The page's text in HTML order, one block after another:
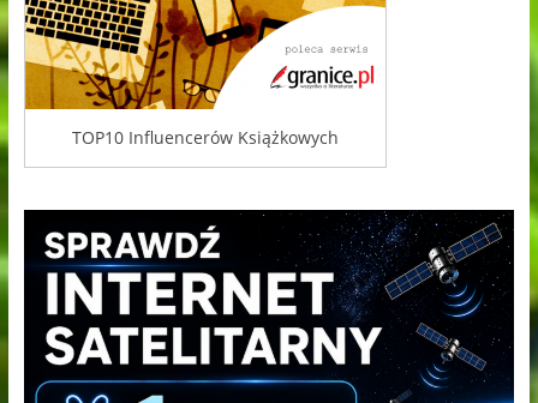
TOP10 Influencerów Książkowych